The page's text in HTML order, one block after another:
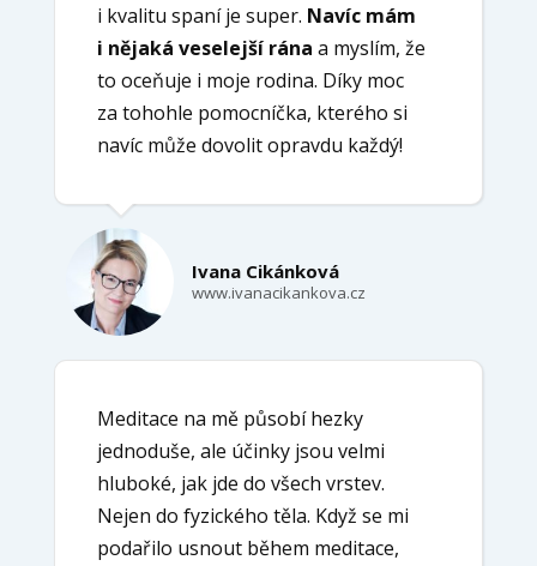
i kvalitu spaní je super. Navíc mám
i nějaká veselejší rána a myslím, že
to oceňuje i moje rodina. Díky moc
za tohohle pomocníčka, kterého si
navíc může dovolit opravdu každý!
Ivana Cikánková
www.ivanacikankova.cz
Meditace na mě působí hezky
jednoduše, ale účinky jsou velmi
hluboké, jak jde do všech vrstev.
Nejen do fyzického těla. Když se mi
podařilo usnout během meditace,